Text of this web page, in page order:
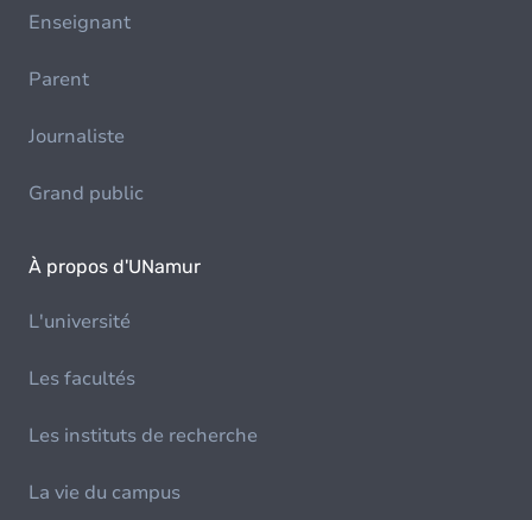
Enseignant
Parent
Journaliste
Grand public
À propos d'UNamur
L'université
Les facultés
Les instituts de recherche
La vie du campus